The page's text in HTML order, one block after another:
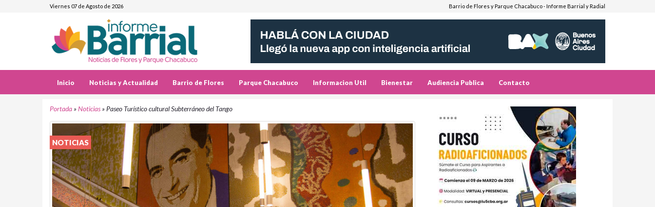
Viernes 07 de Agosto de 2026 Barrio de Flores y Parque Chacabuco - Informe Barrial y Radial
Inicio Noticias y Actualidad Barrio de Flores Parque Chacabuco Informacion Util Bienestar Audiencia Publica Contacto
Portada »Noticias » Paseo Turístico cultural Subterráneo del Tango
NOTICIAS